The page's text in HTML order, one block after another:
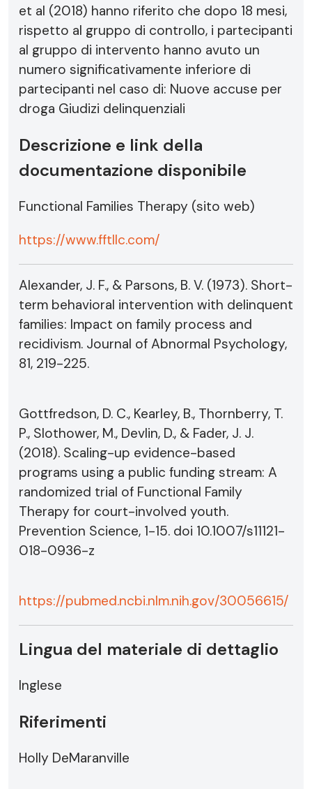
et al (2018) hanno riferito che dopo 18 mesi,
rispetto al gruppo di controllo, i partecipanti
al gruppo di intervento hanno avuto un
numero significativamente inferiore di
partecipanti nel caso di: Nuove accuse per
droga Giudizi delinquenziali
Descrizione e link della
documentazione disponibile
Functional Families Therapy (sito web)
https://www.fftllc.com/
Alexander, J. F., & Parsons, B. V. (1973). Short-
term behavioral intervention with delinquent
families: Impact on family process and
recidivism. Journal of Abnormal Psychology,
81, 219-225.
Gottfredson, D. C., Kearley, B., Thornberry, T.
P., Slothower, M., Devlin, D., & Fader, J. J.
(2018). Scaling-up evidence-based
programs using a public funding stream: A
randomized trial of Functional Family
Therapy for court-involved youth.
Prevention Science, 1-15. doi 10.1007/s11121-
018-0936-z
https://pubmed.ncbi.nlm.nih.gov/30056615/
Lingua del materiale di dettaglio
Inglese
Riferimenti
Holly DeMaranville